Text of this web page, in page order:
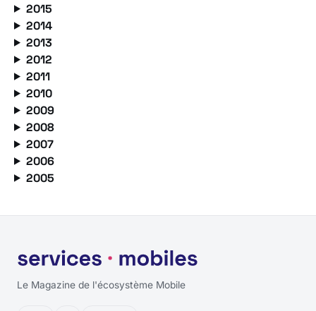
2015
2014
2013
2012
2011
2010
2009
2008
2007
2006
2005
Le Magazine de l'écosystème Mobile